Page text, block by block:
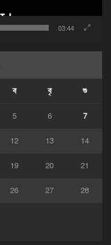
03:44
ব বৃ শু
5 6 7
12 13 14
19 20 21
26 27 28